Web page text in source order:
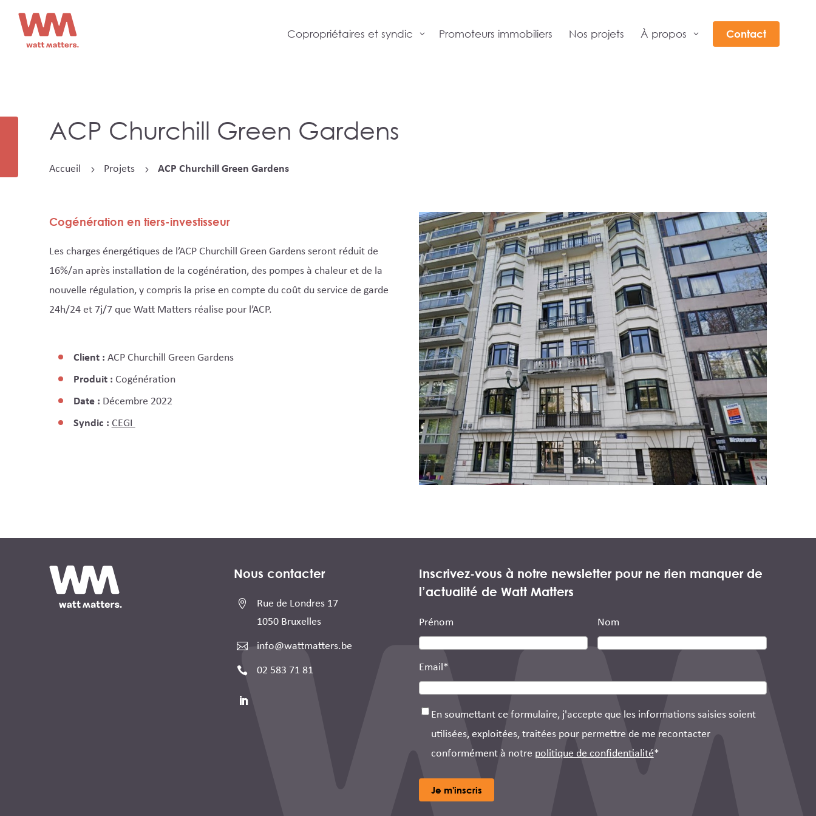
Copropriétaires et syndic Promoteurs immobiliers Nos projets À propos Contact
ACP Churchill Green Gardens
Accueil 5 Projets 5 ACP Churchill Green Gardens
Cogénération en tiers-investisseur
Les charges énergétiques de l’ACP Churchill Green Gardens seront réduit de
16%/an après installation de la cogénération, des pompes à chaleur et de la
nouvelle régulation, y compris la prise en compte du coût du service de garde
24h/24 et 7j/7 que Watt Matters réalise pour l’ACP.
Client : ACP Churchill Green Gardens
Produit : Cogénération
Date : Décembre 2022
Syndic : CEGI
Nous contacter

Rue de Londres 17
1050 Bruxelles
 info@wattmatters.be
 02 583 71 81
Inscrivez-vous à notre newsletter pour ne rien manquer de
l’actualité de Watt Matters
Prénom Nom
Email*
Consentement*
En soumettant ce formulaire, j'accepte que les informations saisies soient
utilisées, exploitées, traitées pour permettre de me recontacter
conformément à notre politique de confidentialité*